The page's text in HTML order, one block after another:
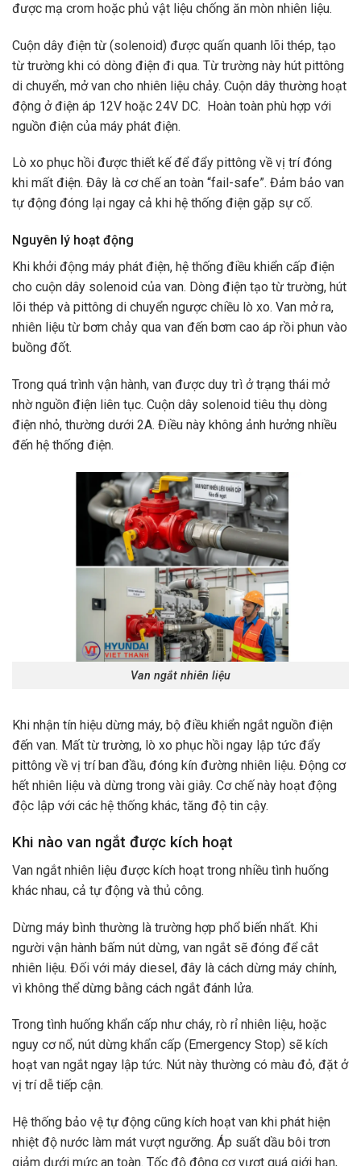
được mạ crom hoặc phủ vật liệu chống ăn mòn nhiên liệu.
Cuộn dây điện từ (solenoid) được quấn quanh lõi thép, tạo
từ trường khi có dòng điện đi qua. Từ trường này hút pittông
di chuyển, mở van cho nhiên liệu chảy. Cuộn dây thường hoạt
động ở điện áp 12V hoặc 24V DC. Hoàn toàn phù hợp với
nguồn điện của máy phát điện.
Lò xo phục hồi được thiết kế để đẩy pittông về vị trí đóng
khi mất điện. Đây là cơ chế an toàn “fail-safe”. Đảm bảo van
tự động đóng lại ngay cả khi hệ thống điện gặp sự cố.
Nguyên lý hoạt động
Khi khởi động máy phát điện, hệ thống điều khiển cấp điện
cho cuộn dây solenoid của van. Dòng điện tạo từ trường, hút
lõi thép và pittông di chuyển ngược chiều lò xo. Van mở ra,
nhiên liệu từ bơm chảy qua van đến bơm cao áp rồi phun vào
buồng đốt.
Trong quá trình vận hành, van được duy trì ở trạng thái mở
nhờ nguồn điện liên tục. Cuộn dây solenoid tiêu thụ dòng
điện nhỏ, thường dưới 2A. Điều này không ảnh hưởng nhiều
đến hệ thống điện.
Van ngắt nhiên liệu
Khi nhận tín hiệu dừng máy, bộ điều khiển ngắt nguồn điện
đến van. Mất từ trường, lò xo phục hồi ngay lập tức đẩy
pittông về vị trí ban đầu, đóng kín đường nhiên liệu. Động cơ
hết nhiên liệu và dừng trong vài giây. Cơ chế này hoạt động
độc lập với các hệ thống khác, tăng độ tin cậy.
Khi nào van ngắt được kích hoạt
Van ngắt nhiên liệu được kích hoạt trong nhiều tình huống
khác nhau, cả tự động và thủ công.
Dừng máy bình thường là trường hợp phổ biến nhất. Khi
người vận hành bấm nút dừng, van ngắt sẽ đóng để cắt
nhiên liệu. Đối với máy diesel, đây là cách dừng máy chính,
vì không thể dừng bằng cách ngắt đánh lửa.
Trong tình huống khẩn cấp như cháy, rò rỉ nhiên liệu, hoặc
nguy cơ nổ, nút dừng khẩn cấp (Emergency Stop) sẽ kích
hoạt van ngắt ngay lập tức. Nút này thường có màu đỏ, đặt ở
vị trí dễ tiếp cận.
Hệ thống bảo vệ tự động cũng kích hoạt van khi phát hiện
nhiệt độ nước làm mát vượt ngưỡng. Áp suất dầu bôi trơn
giảm dưới mức an toàn. Tốc độ động cơ vượt quá giới hạn,